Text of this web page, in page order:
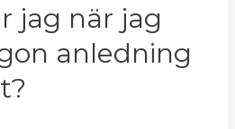
jag när jag
anledning